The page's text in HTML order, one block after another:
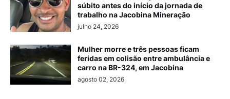
súbito antes do início da jornada de
trabalho na Jacobina Mineração
julho 24, 2026
Mulher morre e três pessoas ficam
feridas em colisão entre ambulância e
carro na BR-324, em Jacobina
agosto 02, 2026